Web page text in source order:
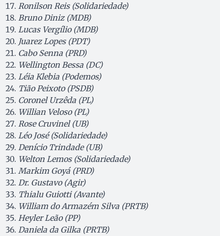
Ronilson Reis (Solidariedade)
Bruno Diniz (MDB)
Lucas Vergílio (MDB)
Juarez Lopes (PDT)
Cabo Senna (PRD)
Wellington Bessa (DC)
Léia Klebia (Podemos)
Tião Peixoto (PSDB)
Coronel Urzêda (PL)
Willian Veloso (PL)
Rose Cruvinel (UB)
Léo José (Solidariedade)
Denício Trindade (UB)
Welton Lemos (Solidariedade)
Markim Goyá (PRD)
Dr. Gustavo (Agir)
Thialu Guiotti (Avante)
William do Armazém Silva (PRTB)
Heyler Leão (PP)
Daniela da Gilka (PRTB)